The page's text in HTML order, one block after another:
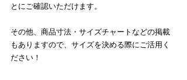
とにご確認いただけます。
その他、商品寸法・サイズチャートなどの掲載
もありますので、サイズを決める際にご活用く
ださい！